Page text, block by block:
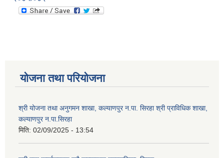
योजना तथा परियोजना
श्री योजना तथा अनुगमन शाखा, कल्याणपुर न.पा. सिरहा श्री प्राविधिक शाखा,
कल्याणपुर न.पा.सिरहा
मिति: 02/09/2025 - 13:54